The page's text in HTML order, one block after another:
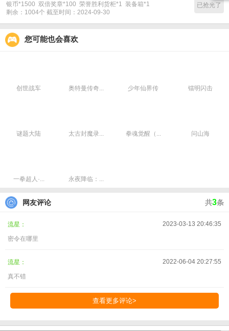
银币*1500 双倍奖章*100 荣誉胜利货柜*1 装备箱*1
剩余：1004个 截至时间：2024-09-30
已抢光了
您可能也会喜欢
创世战车 奥特曼传奇... 少年仙界传 镭明闪击
谜题大陆 太古封魔录... 拳魂觉醒（... 问山海
一拳超人·... 永夜降临：...
网友评论 共3条
2023-03-13 20:46:35
流星：
密令在哪里
2022-06-04 20:27:55
流星：
真不错
查看更多评论>